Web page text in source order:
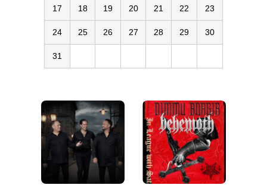
17 18 19 20 21 22 23
24 25 26 27 28 29 30
31